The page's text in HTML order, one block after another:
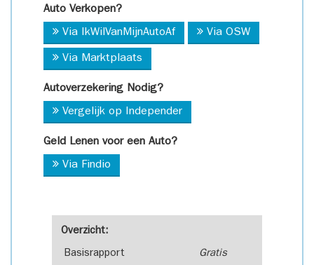
Overzicht:
Basisrapport Gratis
Auto Verkopen?
Via IkWilVanMijnAutoAf Via OSW
Via Marktplaats
Autoverzekering Nodig?
Vergelijk op Independer
Geld Lenen voor een Auto?
Via Findio